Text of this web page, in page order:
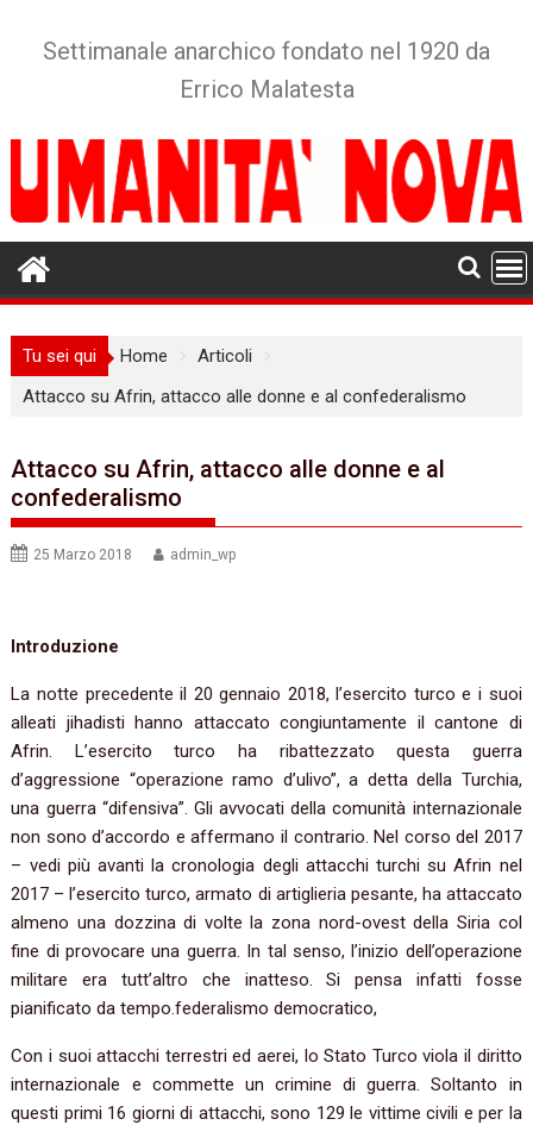
Settimanale anarchico fondato nel 1920 da
Errico Malatesta
Tu sei qui Home
Articoli
Attacco su Afrin, attacco alle donne e al confederalismo
Attacco su Afrin, attacco alle donne e al
confederalismo
25 Marzo 2018 admin_wp
Introduzione
La notte precedente il 20 gennaio 2018, l’esercito turco e i suoi
alleati jihadisti hanno attaccato congiuntamente il cantone di
Afrin. L’esercito turco ha ribattezzato questa guerra
d’aggressione “operazione ramo d’ulivo”, a detta della Turchia,
una guerra “difensiva”. Gli avvocati della comunità internazionale
non sono d’accordo e affermano il contrario. Nel corso del 2017
– vedi più avanti la cronologia degli attacchi turchi su Afrin nel
2017 – l’esercito turco, armato di artiglieria pesante, ha attaccato
almeno una dozzina di volte la zona nord-ovest della Siria col
fine di provocare una guerra. In tal senso, l’inizio dell’operazione
militare era tutt’altro che inatteso. Si pensa infatti fosse
pianificato da tempo.federalismo democratico,
Con i suoi attacchi terrestri ed aerei, lo Stato Turco viola il diritto
internazionale e commette un crimine di guerra. Soltanto in
questi primi 16 giorni di attacchi, sono 129 le vittime civili e per la